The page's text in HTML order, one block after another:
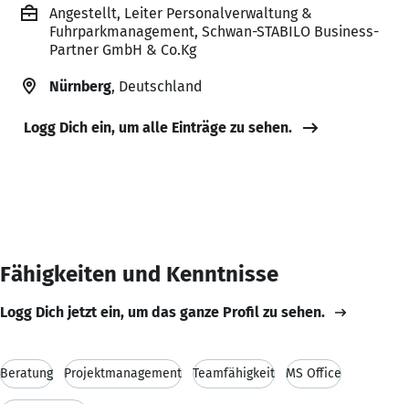
Angestellt, Leiter Personalverwaltung &
Fuhrparkmanagement, Schwan-STABILO Business-
Partner GmbH & Co.Kg
Nürnberg, Deutschland
Logg Dich ein, um alle Einträge zu sehen.
Fähigkeiten und Kenntnisse
Logg Dich jetzt ein, um das ganze Profil zu sehen.
Beratung Projektmanagement Teamfähigkeit MS Office